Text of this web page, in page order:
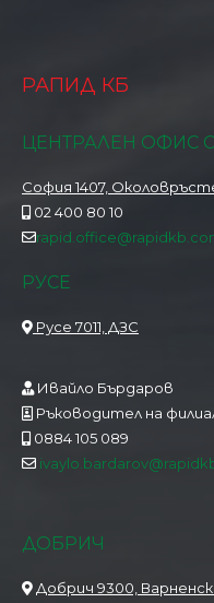
РАПИД КБ
ЦЕНТРАЛЕН ОФИС
София 1407,
02 400 80 10
РУСЕ
Русе 7011, ДЗС
Ивайло Бърдаров
Ръководител на
0884 105 089
ДОБРИЧ
Добрич 9300,